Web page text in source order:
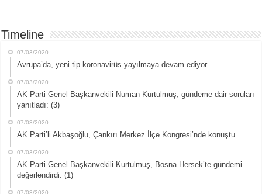
Timeline
07/03/2020
Avrupa’da, yeni tip koronavirüs yayılmaya devam ediyor
07/03/2020
AK Parti Genel Başkanvekili Numan Kurtulmuş, gündeme dair soruları
yanıtladı: (3)
07/03/2020
AK Parti’li Akbaşoğlu, Çankırı Merkez İlçe Kongresi’nde konuştu
07/03/2020
AK Parti Genel Başkanvekili Kurtulmuş, Bosna Hersek’te gündemi
değerlendirdi: (1)
07/03/2020